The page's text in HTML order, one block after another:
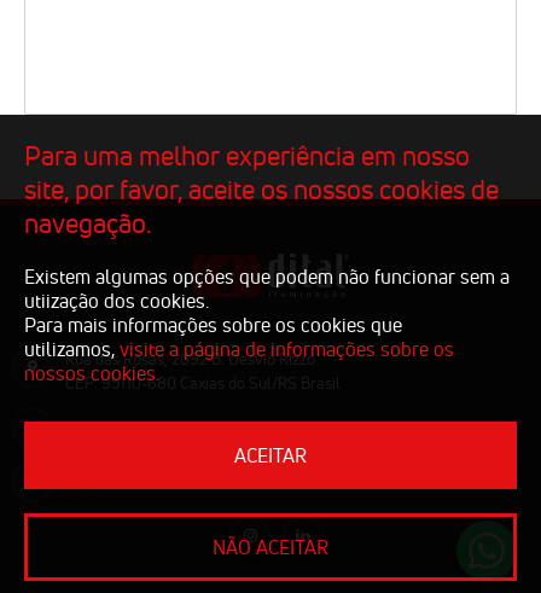
Rua das Rosas, 2092 B. Desvio Rizzo
CEP: 95110-680 Caxias do Sul/RS Brasil
comercial@dital.com.br
Para uma melhor experiência em nosso
site, por favor, aceite os nossos cookies de
navegação.
Existem algumas opções que podem não funcionar sem a
utiização dos cookies.
Para mais informações sobre os cookies que
utilizamos, visite a página de informações sobre os
nossos cookies.
ACEITAR
NÃO ACEITAR